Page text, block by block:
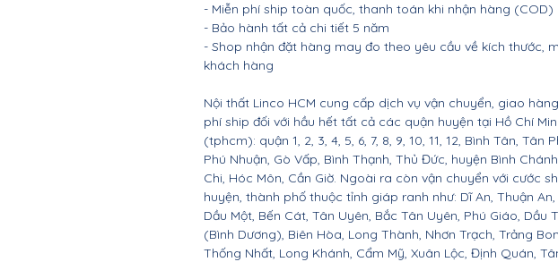
- Miễn phí ship toàn quốc, thanh toán khi nhận hàng (COD)
- Bảo hành tất cả chi tiết 5 năm
- Shop nhận đặt hàng may đo theo yêu cầu về kích thước,
khách hàng
Nội thất Linco HCM cung cấp dịch vụ vận chuyển, giao
phí ship đối với hầu hết tất cả các quận huyện tại Hồ Chí
(tphcm): quận 1, 2, 3, 4, 5, 6, 7, 8, 9, 10, 11, 12, Bình Tân, Tân
Phú Nhuận, Gò Vấp, Bình Thạnh, Thủ Đức, huyện Bình
Chi, Hóc Môn, Cần Giờ. Ngoài ra còn vận chuyển với cước
huyện, thành phố thuộc tỉnh giáp ranh như: Dĩ An, Thuận An,
Dầu Một, Bến Cát, Tân Uyên, Bắc Tân Uyên, Phú Giáo, Dầu
(Bình Dương), Biên Hòa, Long Thành, Nhơn Trạch, Trảng
Thống Nhất, Long Khánh, Cẩm Mỹ, Xuân Lộc, Định Quán,